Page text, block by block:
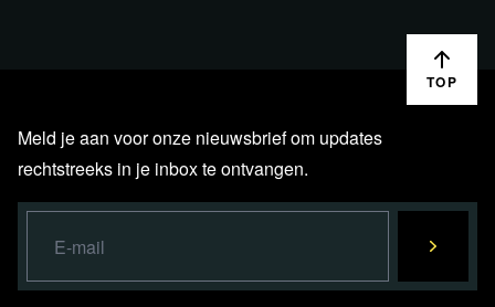
TOP
Meld je aan voor onze nieuwsbrief om updates
rechtstreeks in je inbox te ontvangen.